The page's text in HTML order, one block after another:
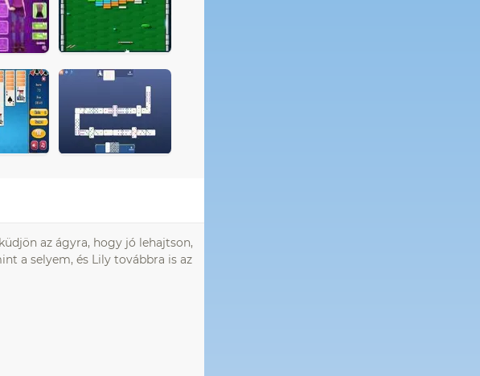
az ágyra, hogy jó lehajtson,
a selyem, és Lily továbbra is az